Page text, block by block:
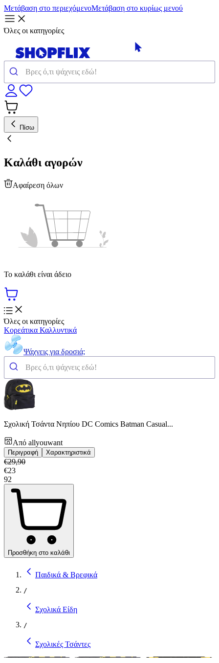
Μετάβαση στο περιεχόμενοΜετάβαση στο κυρίως μενού
Όλες οι κατηγορίες
Πίσω
Καλάθι αγορών
Αφαίρεση όλων
Το καλάθι είναι άδειο
Όλες οι κατηγορίες
Κορεάτικα Καλλυντικά
Ψάχνεις για δροσιά;
Σχολική Τσάντα Νηπίου DC Comics Batman Casual...
Από allyouwant
Περιγραφή Χαρακτηριστικά
€29,90
€23
92
Προσθήκη στο καλάθι
Παιδικά & Βρεφικά
/
Σχολικά Είδη
/
Σχολικές Τσάντες